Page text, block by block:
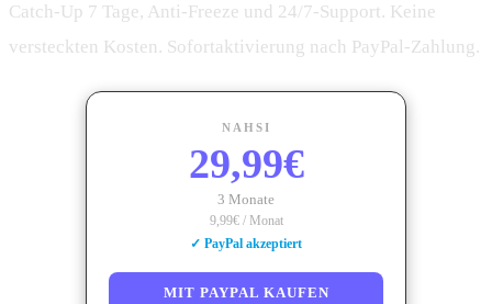
Catch-Up 7 Tage, Anti-Freeze und 24/7-Support. Keine
versteckten Kosten. Sofortaktivierung nach PayPal-Zahlung.
NAHSI
29,99€
3 Monate
9,99€ / Monat
✓ PayPal akzeptiert
MIT PAYPAL KAUFEN